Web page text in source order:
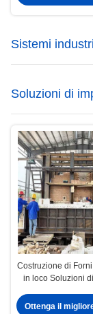
Sistemi
Soluzioni di
Costruzione di
in loco Soluzioni
Ottenga il